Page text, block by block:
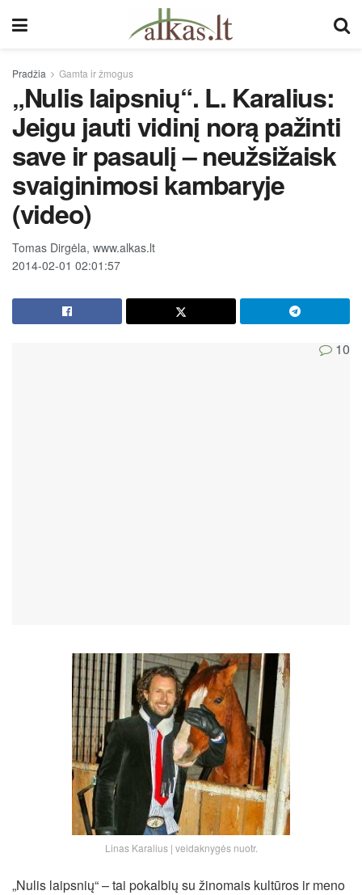
Pradžia Gamta ir žmogus
„Nulis laipsnių“. L. Karalius:
Jeigu jauti vidinį norą pažinti
save ir pasaulį – neužsižaisk
svaiginimosi kambaryje
(video)
Tomas Dirgėla, www.alkas.lt
2014-02-01 02:01:57
10
Linas Karalius | veidaknygės nuotr.
„Nulis laipsnių“ – tai pokalbių su žinomais kultūros ir meno